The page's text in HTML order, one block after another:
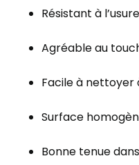
Résistant à
Agréable au
Facile à nettoyer
Surface
Bonne tenue